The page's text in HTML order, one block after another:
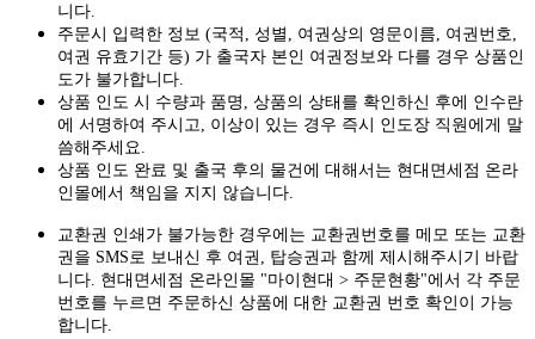
니다.
주문시 입력한 정보 (국적, 성별, 여권상의 영문이름, 여권번호,
여권 유효기간 등) 가 출국자 본인 여권정보와 다를 경우 상품인
도가 불가합니다.
상품 인도 시 수량과 품명, 상품의 상태를 확인하신 후에 인수란
에 서명하여 주시고, 이상이 있는 경우 즉시 인도장 직원에게 말
씀해주세요.
상품 인도 완료 및 출국 후의 물건에 대해서는 현대면세점 온라
인몰에서 책임을 지지 않습니다.
교환권 인쇄가 불가능한 경우에는 교환권번호를 메모 또는 교환
권을 SMS로 보내신 후 여권, 탑승권과 함께 제시해주시기 바랍
니다. 현대면세점 온라인몰 "마이현대 > 주문현황"에서 각 주문
번호를 누르면 주문하신 상품에 대한 교환권 번호 확인이 가능
합니다.